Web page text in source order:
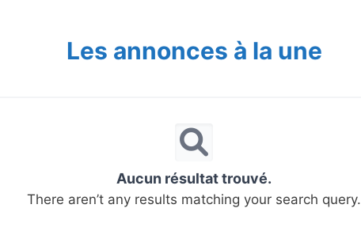
Les annonces à la une
Aucun résultat trouvé.
There aren’t any results matching your search query.